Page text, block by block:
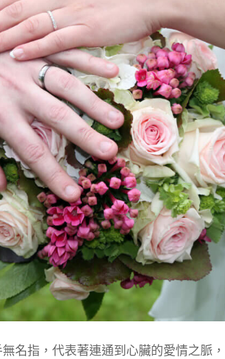
名指，代表著連通到心臟的愛情之脈